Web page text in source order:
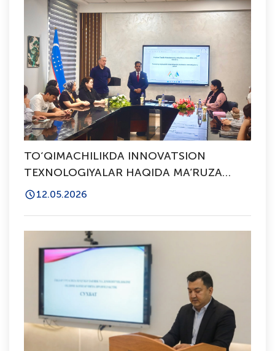
TO‘QIMACHILIKDA INNOVATSION
TEXNOLOGIYALAR HAQIDA MA’RUZA
O’TKAZILDI
12.05.2026